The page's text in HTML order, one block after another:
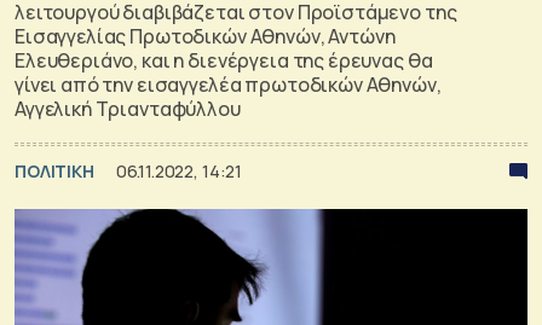
λειτουργού διαβιβάζεται στον Προϊστάμενο της
Εισαγγελίας Πρωτοδικών Αθηνών, Αντώνη
Ελευθεριάνο, και η διενέργεια της έρευνας θα
γίνει από την εισαγγελέα πρωτοδικών Αθηνών,
Αγγελική Τριανταφύλλου
ΠΟΛΙΤΙΚΗ 06.11.2022, 14:21